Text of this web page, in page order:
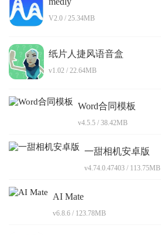
V2.0 / 25.34MB
纸片人捷风语音盒
v1.02 / 22.64MB
Word合同模板
v4.5.5 / 38.42MB
一甜相机安卓版
v4.74.0.47403 / 113.75MB
AI Mate
v6.8.6 / 123.78MB